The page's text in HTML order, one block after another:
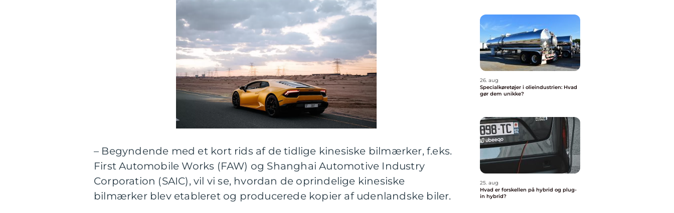
– Begyndende med et kort rids af de tidlige kinesiske bilmærker, f.eks.
First Automobile Works (FAW) og Shanghai Automotive Industry
Corporation (SAIC), vil vi se, hvordan de oprindelige kinesiske
bilmærker blev etableret og producerede kopier af udenlandske biler.
26. aug
Specialkøretøjer i olieindustrien: Hvad
gør dem unikke?
25. aug
Hvad er forskellen på hybrid og plug-
in hybrid?